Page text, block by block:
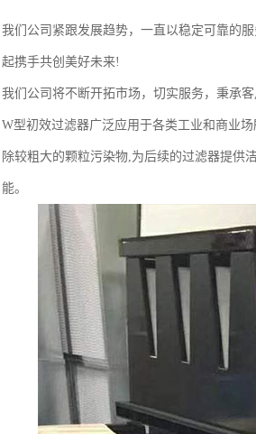
我们公司紧跟发展趋势，一直以稳定可靠的
起携手共创美好未来!
我们公司将不断开拓市场，切实服务，秉承
W型初效过滤器广泛应用于各类工业和商业
除较粗大的颗粒污染物,为后续的过滤器提供
能。